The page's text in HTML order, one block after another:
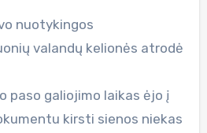
nuotykingos
valandų kelionės atrodė
paso galiojimo laikas ėjo į
kirsti sienos niekas